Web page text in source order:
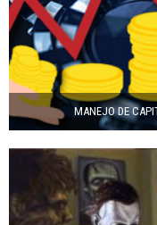
MANEJO DE